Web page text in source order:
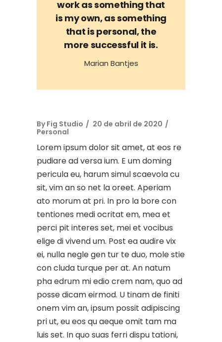
work as something that
is my own, as something
that is personal, the
more successful it is.
Marian Bantjes
By Fig Studio
20 de abril de 2020
Personal
Lorem ipsum dolor sit amet, at eos re
pudiare ad versa ium. E um doming
pericula eu, harum simul scaevola cu
sit, vim an so net la oreet. Aperiam
ato morum at pri. In pro la bore con
tentiones medi ocritat em, mea et
perci pit interes set, mei et vocibus
elige di vivend um. Post ea audire vix
ei, nulla negle gen tur te duo, mole stie
con cluda turque per at. An natum
pha edrum mi edio crem nam, quo ad
posse dicam eirmod. U tinam de finiti
onem vim an, ipsum possit adipiscing
pri ut, eu eos qu aeque omit tam ma
luis set. In quo suas ferri dispu tationi,